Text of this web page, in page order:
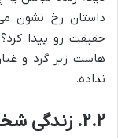
داستان رخ نشون
حقیقت رو پیدا
هاست زیر گرد و
نداده.
۲.۲. زندگی